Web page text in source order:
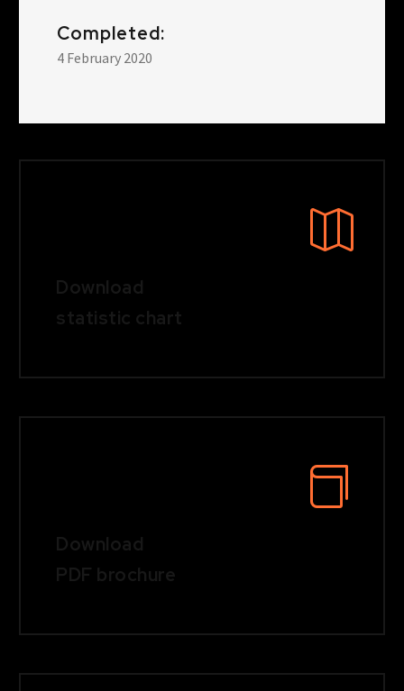
Completed:
4 February 2020
Download
statistic chart
Download
PDF brochure